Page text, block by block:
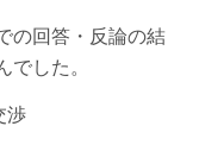
の回答・反論の結
した。
渉